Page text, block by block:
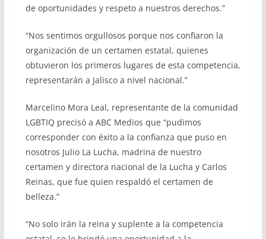
de oportunidades y respeto a nuestros derechos.”
“Nos sentimos orgullosos porque nos confiaron la
organización de un certamen estatal, quienes
obtuvieron los primeros lugares de esta competencia,
representarán a Jalisco a nivel nacional.”
Marcelino Mora Leal, representante de la comunidad
LGBTIQ precisó a ABC Medios que “pudimos
corresponder con éxito a la confianza que puso en
nosotros Julio La Lucha, madrina de nuestro
certamen y directora nacional de la Lucha y Carlos
Reinas, que fue quien respaldó el certamen de
belleza.”
“No solo irán la reina y suplente a la competencia